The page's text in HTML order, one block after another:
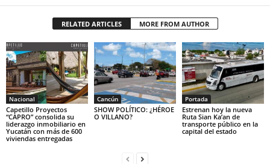
RELATED ARTICLES MORE FROM AUTHOR
Nacional
Capetillo Proyectos
“CAPRO” consolida su
liderazgo inmobiliario en
Yucatán con más de 600
viviendas entregadas
Cancún
SHOW POLÍTICO: ¿HÉROE
O VILLANO?
Portada
Estrenan hoy la nueva
Ruta Sian Ka’an de
transporte público en la
capital del estado